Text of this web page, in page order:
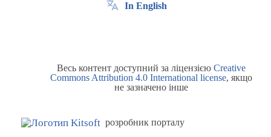
In English
Весь контент доступний за ліцензією Creative
Commons Attribution 4.0 International license, якщо
не зазначено інше
розробник порталу